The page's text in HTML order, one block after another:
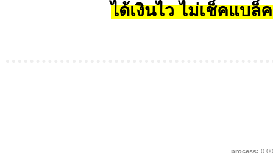
ได้เงินไว ไม่เช็คแบล็
process: